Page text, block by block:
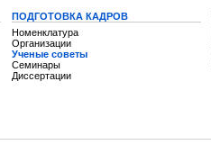
ПОДГОТОВКА КАДРОВ
Номенклатура
Организации
Ученые советы
Семинары
Диссертации